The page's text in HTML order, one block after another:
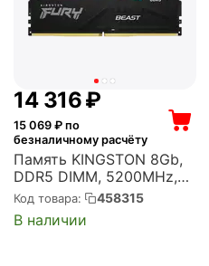
14 316₽
15 069 ₽ по
безналичному расчёту
Память KINGSTON 8Gb,
DDR5 DIMM, 5200MHz,
FURY Beast RGB Black 1
модуль, 41600 Мб/с,
CL40, 1.25 В, XMP,
Код товара: 458315
В наличии